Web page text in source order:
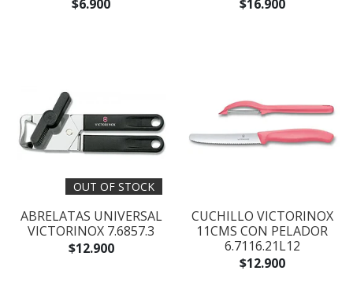
$6.900 $16.900
OUT OF STOCK
ABRELATAS UNIVERSAL
VICTORINOX 7.6857.3
$12.900
CUCHILLO VICTORINOX
11CMS CON PELADOR
6.7116.21L12
$12.900